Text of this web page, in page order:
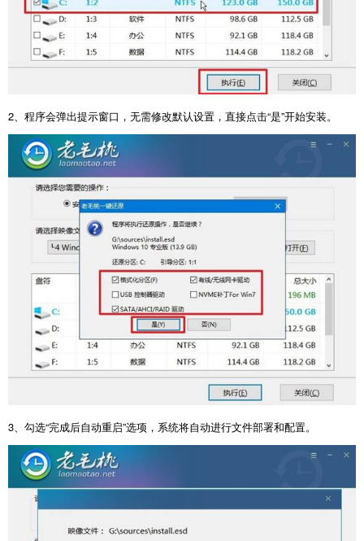
2、程序会弹出提示窗口，无需修改默认设置，直接点击“是”开始安装。
3 、勾选“完成后自动重启”选项，系统将自动进行文件部署和配置。